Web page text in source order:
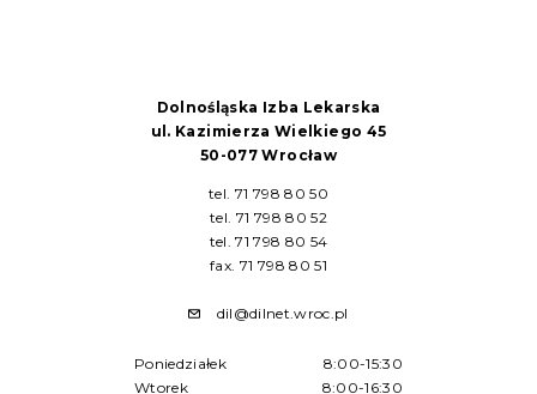
Dolnośląska Izba Lekarska
ul. Kazimierza Wielkiego 45
50-077 Wrocław
tel. 71 798 80 50
tel. 71 798 80 52
tel. 71 798 80 54
fax. 71 798 80 51
dil@dilnet.wroc.pl
Poniedziałek
8:00-15:30
Wtorek
8:00-16:30